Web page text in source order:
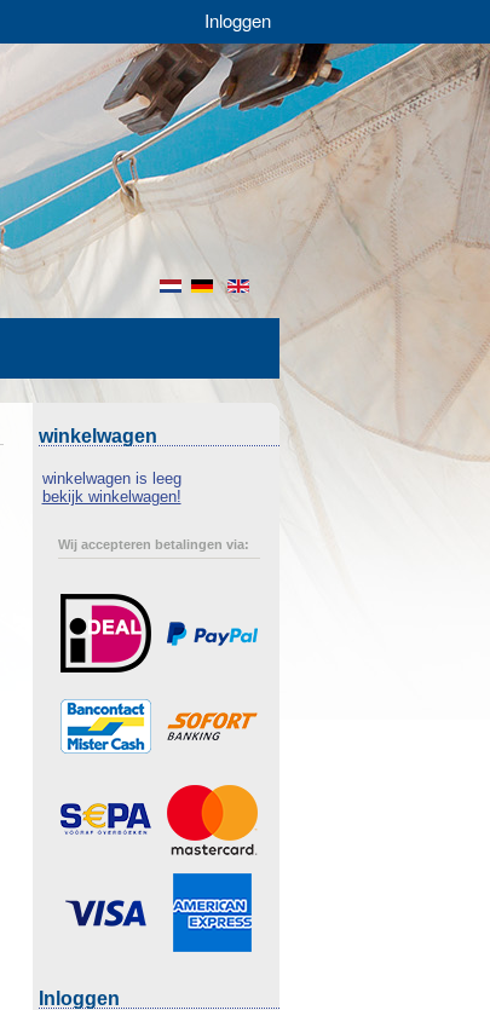
Inloggen
en
de
nl
winkelwagen
winkelwagen is leeg
bekijk winkelwagen!
Wij accepteren betalingen via:
Inloggen